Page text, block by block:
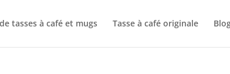
tasses à café et mugs Tasse à café originale